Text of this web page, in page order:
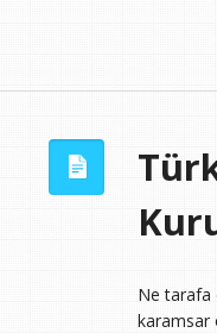
Ne tarafa
karamsar